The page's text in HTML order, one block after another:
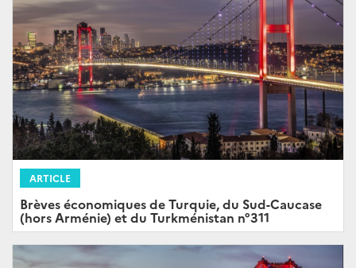
ARTICLE
Brèves économiques de Turquie, du Sud-Caucase
(hors Arménie) et du Turkménistan n°311